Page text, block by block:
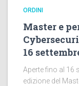
ORDINI
Master e
16
Aperte fino al 16
edizione del